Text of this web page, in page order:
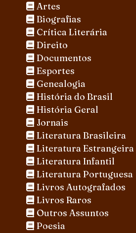
Artes
Biografias
Crítica Literária
Direito
Documentos
Esportes
Genealogia
História do Brasil
História Geral
Jornais
Literatura Brasileira
Literatura Estrangeira
Literatura Infantil
Literatura Portuguesa
Livros Autografados
Livros Raros
Outros Assuntos
Poesia